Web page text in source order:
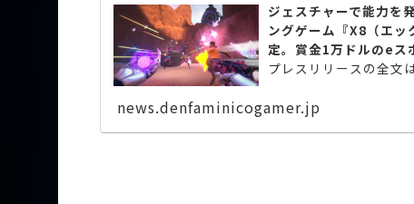
ジェスチャーで能力を
ングゲーム『X8（エ
定。賞金1万ドルのeス
プレスリリースの全文
news.denfaminicogamer.jp